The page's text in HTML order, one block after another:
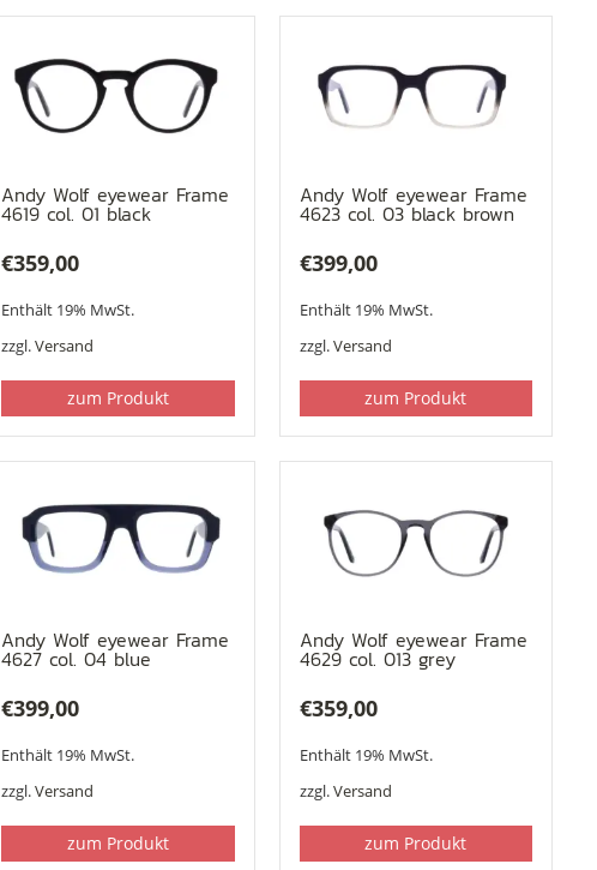
Andy Wolf eyewear Frame
4619 col. 01 black
€359,00
Enthält 19% MwSt.
zzgl.Versand
zum Produkt
Andy Wolf eyewear Frame
4623 col. 03 black brown
€399,00
Enthält 19% MwSt.
zzgl.Versand
zum Produkt
Andy Wolf eyewear Frame
4627 col. 04 blue
€399,00
Enthält 19% MwSt.
zzgl.Versand
zum Produkt
Andy Wolf eyewear Frame
4629 col. 013 grey
€359,00
Enthält 19% MwSt.
zzgl.Versand
zum Produkt